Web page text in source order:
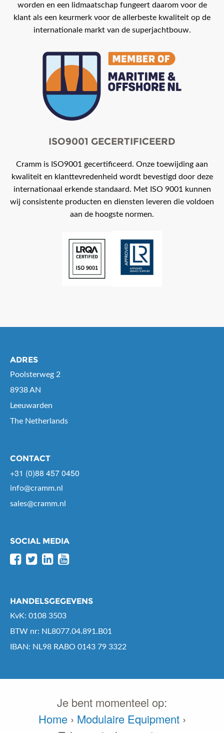
worden en een lidmaatschap fungeert daarom voor de
klant als een keurmerk voor de allerbeste kwaliteit op de
internationale markt van de superjachtbouw.
ISO9001 GECERTIFICEERD
Cramm is ISO9001 gecertificeerd. Onze toewijding aan
kwaliteit en klanttevredenheid wordt bevestigd door deze
internationaal erkende standaard. Met ISO 9001 kunnen
wij consistente producten en diensten leveren die voldoen
aan de hoogste normen.
ADRES
Poolsterweg 2
8938 AN
Leeuwarden
The Netherlands
CONTACT
+31 (0)88 457 0450
info@cramm.nl
sales@cramm.nl
SOCIAL MEDIA
HANDELSGEGEVENS
KvK: 0108 3503
BTW nr: NL8077.04.891.B01
IBAN: NL98 RABO 0143 79 3322
Je bent momenteel op:
Home › Modulaire Equipment ›